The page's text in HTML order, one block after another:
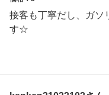
接客も丁寧だし、ガソ
す☆